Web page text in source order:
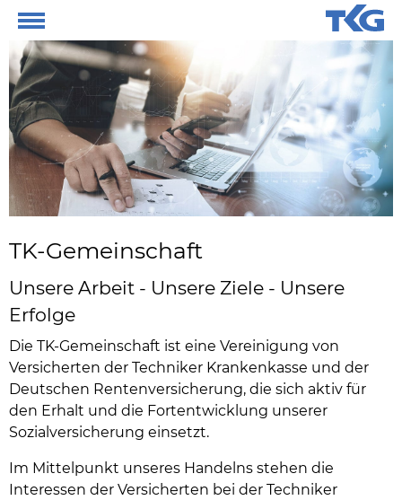
TK-Gemeinschaft
Unsere Arbeit - Unsere Ziele - Unsere
Erfolge
Die TK-Gemeinschaft ist eine Vereinigung von
Versicherten der Techniker Krankenkasse und der
Deutschen Rentenversicherung, die sich aktiv für
den Erhalt und die Fortentwicklung unserer
Sozialversicherung einsetzt.
Im Mittelpunkt unseres Handelns stehen die
Interessen der Versicherten bei der Techniker